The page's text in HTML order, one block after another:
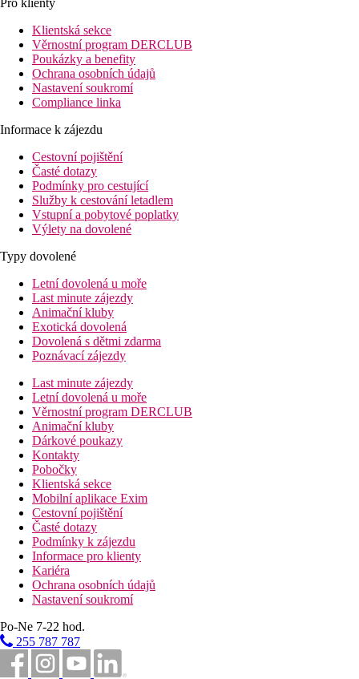
Pro klienty
Klientská sekce
Věrnostní program DERCLUB
Poukázky a benefity
Ochrana osobních údajů
Nastavení soukromí
Compliance linka
Informace k zájezdu
Cestovní pojištění
Časté dotazy
Podmínky pro cestující
Služby k cestování letadlem
Vstupní a pobytové poplatky
Výlety na dovolené
Typy dovolené
Letní dovolená u moře
Last minute zájezdy
Animační kluby
Exotická dovolená
Dovolená s dětmi zdarma
Poznávací zájezdy
Last minute zájezdy
Letní dovolená u moře
Věrnostní program DERCLUB
Animační kluby
Dárkové poukazy
Kontakty
Pobočky
Klientská sekce
Mobilní aplikace Exim
Cestovní pojištění
Časté dotazy
Podmínky k zájezdu
Informace pro klienty
Kariéra
Ochrana osobních údajů
Nastavení soukromí
Po-Ne 7-22 hod.
255 787 787